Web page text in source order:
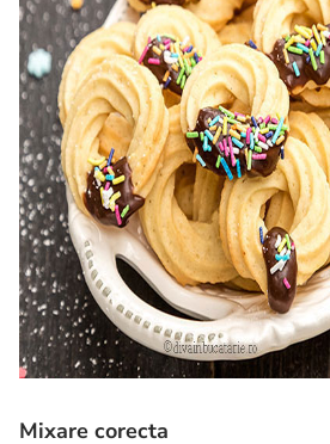
Mixare corecta